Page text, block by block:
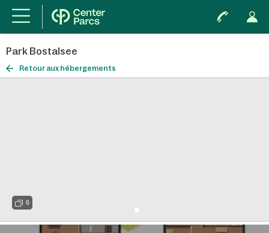
Park Bostalsee
Retour aux hébergements
6